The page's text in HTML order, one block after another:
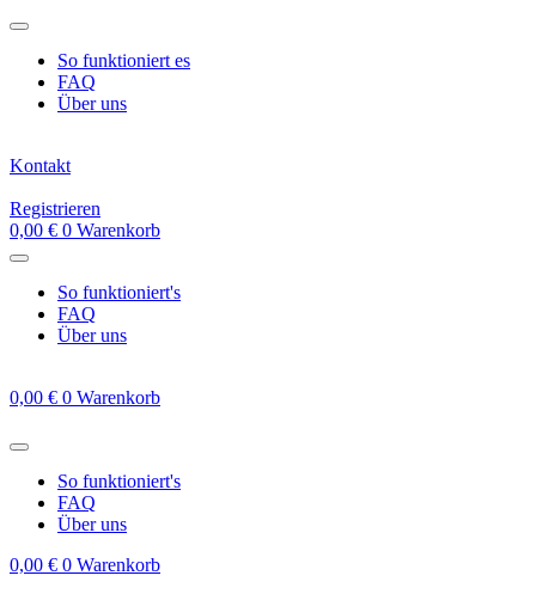
Zum
springenSo funktioniert es
FAQ
Über uns
Kontakt
Registrieren
0,00 € 0 Warenkorb
So funktioniert's
FAQ
Über uns
0,00 € 0 Warenkorb
So funktioniert's
FAQ
Über uns
0,00 € 0 Warenkorb